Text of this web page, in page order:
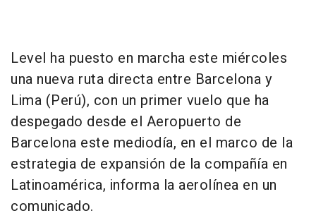
Level ha puesto en marcha este miércoles
una nueva ruta directa entre Barcelona y
Lima (Perú), con un primer vuelo que ha
despegado desde el Aeropuerto de
Barcelona este mediodía, en el marco de la
estrategia de expansión de la compañía en
Latinoamérica, informa la aerolínea en un
comunicado.